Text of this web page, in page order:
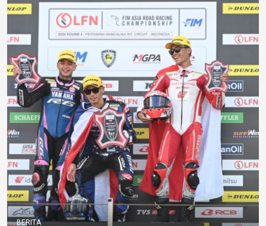
BERITA